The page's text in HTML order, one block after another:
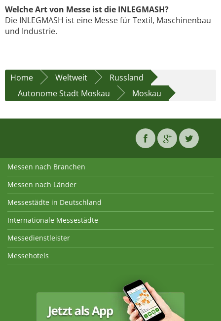
Welche Art von Messe ist die INLEGMASH?
Die INLEGMASH ist eine Messe für Textil, Maschinenbau
und Industrie.
Home Weltweit
Russland
Autonome Stadt Moskau
Moskau
Messen nach Branchen
Messen nach Länder
Messestädte in Deutschland
Internationale Messestädte
Messedienstleister
Messehotels